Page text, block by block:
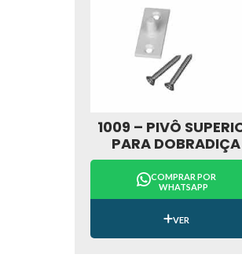
1009 – PIVÔ
PARA DOBRADIÇA
COMPRAR POR
WHATSAPP
VER